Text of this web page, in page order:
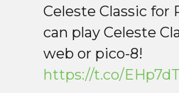
Celeste Classic for
can play Celeste
web or pico-8!
https://t.co/